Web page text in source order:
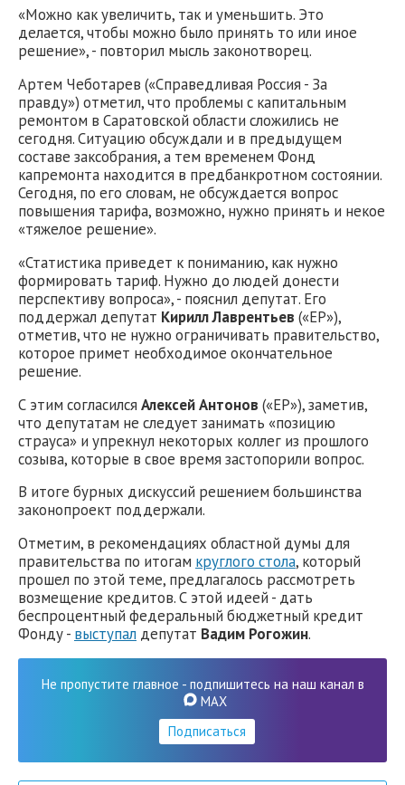
«Можно как увеличить, так и уменьшить. Это
делается, чтобы можно было принять то или иное
решение», - повторил мысль законотворец.
Артем Чеботарев («Справедливая Россия - За
правду») отметил, что проблемы с капитальным
ремонтом в Саратовской области сложились не
сегодня. Ситуацию обсуждали и в предыдущем
составе заксобрания, а тем временем Фонд
капремонта находится в предбанкротном состоянии.
Сегодня, по его словам, не обсуждается вопрос
повышения тарифа, возможно, нужно принять и некое
«тяжелое решение».
«Статистика приведет к пониманию, как нужно
формировать тариф. Нужно до людей донести
перспективу вопроса», - пояснил депутат. Его
поддержал депутат Кирилл Лаврентьев («ЕР»),
отметив, что не нужно ограничивать правительство,
которое примет необходимое окончательное
решение.
С этим согласился Алексей Антонов («ЕР»), заметив,
что депутатам не следует занимать «позицию
страуса» и упрекнул некоторых коллег из прошлого
созыва, которые в свое время застопорили вопрос.
В итоге бурных дискуссий решением большинства
законопроект поддержали.
Отметим, в рекомендациях областной думы для
правительства по итогам круглого стола, который
прошел по этой теме, предлагалось рассмотреть
возмещение кредитов. С этой идеей - дать
беспроцентный федеральный бюджетный кредит
Фонду - выступал депутат Вадим Рогожин.
Не пропустите главное - подпишитесь на наш канал в
MAX
Подписаться